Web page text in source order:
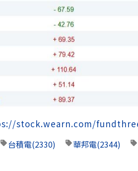
stock.wearn.com/
台積電(2330) 華邦電(2344)